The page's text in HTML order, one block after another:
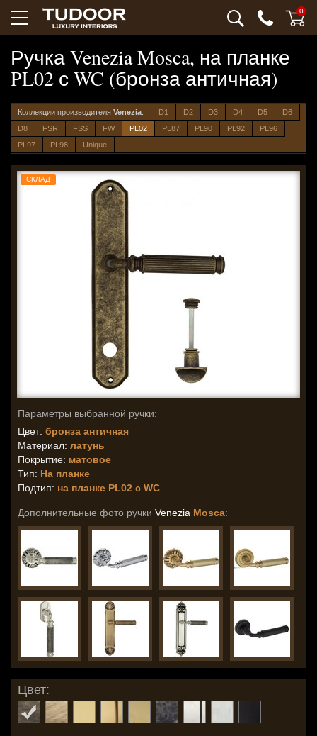
0
Ручка Venezia Mosca, на планке
PL02 с WC (бронза античная)
Коллекции производителя Venezia: D1 D2 D3 D4 D5
D6
D8
FSR FSS FW PL02 PL87 PL90 PL92
PL96
PL97
PL98 Unique
СКЛАД
Параметры выбранной ручки:
Цвет: бронза античная
Материал: латунь
Покрытие: матовое
Тип: На планке
Подтип: на планке PL02 с WC
Дополнительные фото ручки Venezia Mosca:
Цвет: